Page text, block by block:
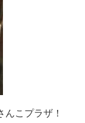
こプラザ！